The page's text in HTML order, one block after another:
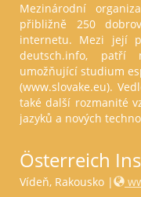
Mezinárodní
přibližně 250
internetu. Mezi její
deutsch.info, patří
umožňující studium
(www.slovake.eu).
také další rozmanité
jazyků a nových
Österreich
Vídeň, Rakousko |